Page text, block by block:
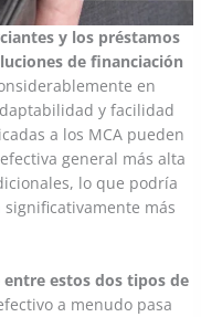
y los préstamos
de financiación
en
y facilidad
a los MCA pueden
general más alta
lo que podría
más
estos dos tipos de
a menudo pasa